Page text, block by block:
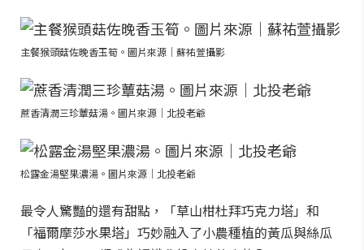
主餐猴頭菇佐晚香玉筍。圖片來源｜蘇祐萱攝影
蔗香清潤三珍蕈菇湯。圖片來源｜北投老爺
松露金湯堅果濃湯。圖片來源｜北投老爺
最令人驚豔的還有甜點，「草山柑杜拜巧克力塔」和
「福爾摩莎水果塔」巧妙融入了小農種植的黃瓜與絲瓜